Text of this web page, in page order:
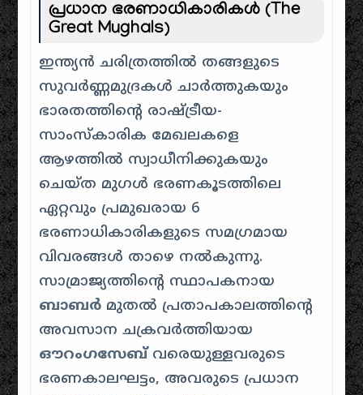
പ്രധാന ഭരണാധികാരികൾ (The
Great Mughals)
ഇന്ത്യൻ ചരിത്രത്തിൽ തങ്ങളുടെ
സുവർണ്ണമുദ്രകൾ ചാർത്തുകയും
ഭാരതത്തിന്റെ രാഷ്ട്രീയ-
സാംസ്കാരിക മേഖലകളെ
ആഴത്തിൽ സ്വാധീനിക്കുകയും
ചെയ്ത മുഗൾ ഭരണകൂടത്തിലെ
ഏറ്റവും പ്രമുഖരായ 6
ഭരണാധികാരികളുടെ സമഗ്രമായ
വിവരങ്ങൾ താഴെ നൽകുന്നു.
സാമ്രാജ്യത്തിന്റെ സ്ഥാപകനായ
ബാബർ മുതൽ പ്രതാപകാലത്തിന്റെ
അവസാന ചക്രവർത്തിയായ
ഔറംഗസേബ്വരെയുള്ളവരുടെ
ഭരണകാലഘട്ടം, അവരുടെ പ്രധാന